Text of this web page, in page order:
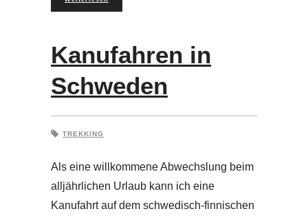
Kanufahren in
Schweden
TREKKING
Als eine willkommene Abwechslung beim
alljährlichen Urlaub kann ich eine
Kanufahrt auf dem schwedisch-finnischen